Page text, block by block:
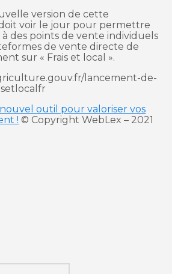
version de cette
voir le jour pour permettre
des points de vente individuels
de vente directe de
sur « Frais et local ».
lancement-de-
outil pour valoriser vos
! © Copyright WebLex – 2021